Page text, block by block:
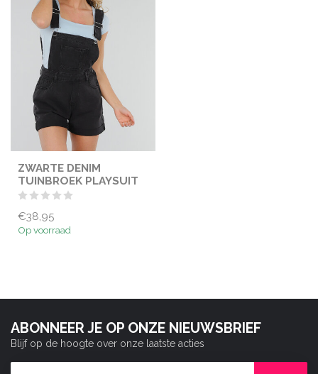
ZWARTE DENIM
TUINBROEK PLAYSUIT
€38,95
Op voorraad
ABONNEER JE OP ONZE NIEUWSBRIEF
Blijf op de hoogte over onze laatste acties